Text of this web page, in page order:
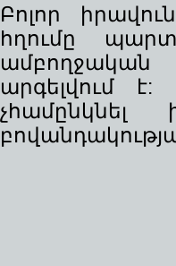
Բոլոր
հղումը
արգելվում